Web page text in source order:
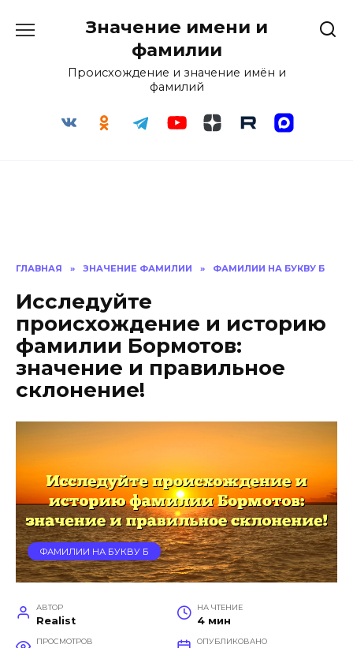
Значение имени и
фамилии
Происхождение и значение имён и
фамилий
ГЛАВНАЯ » ЗНАЧЕНИЕ ФАМИЛИИ » ФАМИЛИИ НА БУКВУ Б
Исследуйте
происхождение и историю
фамилии Бормотов:
значение и правильное
склонение!
ФАМИЛИИ НА БУКВУ Б
АВТОР
Realist
НА ЧТЕНИЕ
4 мин
ПРОСМОТРОВ ОПУБЛИКОВАНО